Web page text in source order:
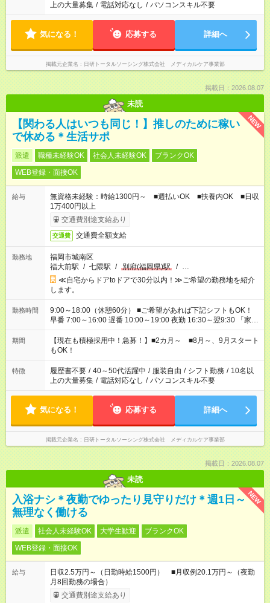
上の大量募集 / 電話対応なし / パソコンスキル不要
気になる！ 応募する 詳細へ
掲載元企業名 日研トータルソーシング株式会社 メディカルケア事業部
掲載日：2026.08.07
未読
NEW
【関わる人はいつも同じ！】推しのために稼い
で休める＊生活サポ
派遣 職種未経験OK 社会人未経験OK
ブランクOK
WEB登録・面接OK
給与
無資格未経験：時給1300円～ ■週払いOK ■扶養内OK ■日収
1万400円以上
交通費別途支給あり
交通費 交通費全額支給
勤務地
福岡市城南区
福大前駅 / 七隈駅 / 別府(福岡県)駅 / …
≪自宅からドアtoドアで30分以内！≫ご希望の勤務地を紹介
します。
勤務時間
9:00～18:00（休憩60分） ■ご希望があれば下記シフトもOK！
早番 7:00～16:00 遅番 10:00～19:00 夜勤 16:30～翌9:30 「家族
と休みを合わせたい」 「余裕を持って夕飯の準備がしたい」
「できれば残業はしたくない」 など、ご希望を教えてください
ね。 ※Wワーク希望の方へ 今ご覧のお仕事で希望する勤務時間
と、もう1つのお仕事の勤務時間。 合計で週40時間を超える場
合は応募できません。
期間
【現在も積極採用中！急募！】■2カ月～ ■8月～、9月スタート
もOK！
特徴 履歴書不要 / 40～50代活躍中 / 服装自由 / シフト勤務 / 10名以
上の大量募集 / 電話対応なし / パソコンスキル不要
気になる！ 応募する 詳細へ
掲載元企業名 日研トータルソーシング株式会社 メディカルケア事業部
掲載日：2026.08.07
未読
NEW
入浴ナシ＊夜勤でゆったり見守りだけ＊週1日～
無理なく働ける
派遣 社会人未経験OK 大学生歓迎
ブランクOK
WEB登録・面接OK
給与
日収2.5万円～（日勤時給1500円） ■月収例20.1万円～（夜勤
月8回勤務の場合）
交通費別途支給あり